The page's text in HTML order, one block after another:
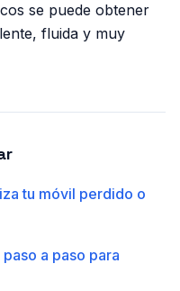
se puede obtener
fluida y muy
tu móvil perdido o
a paso para